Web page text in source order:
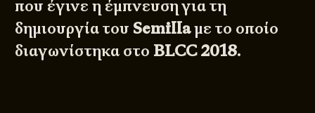
που έγινε η έμπνευση για τη
δημιουργία του Semillaμε το οποίο
διαγωνίστηκα στο BLCC 2018.